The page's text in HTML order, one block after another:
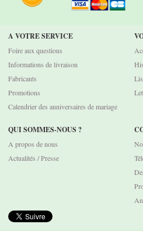
A VOTRE SERVICE
Foire aux questions
Informations de livraison
Fabricants
Promotions
Calendrier des anniversaires de mariage
QUI SOMMES-NOUS ?
A propos de nous
Actualités / Presse